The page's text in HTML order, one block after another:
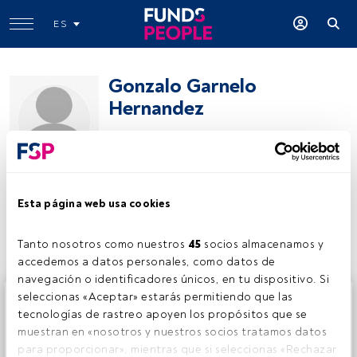
Esta página web usa cookies
Tanto nosotros como nuestros 45 socios almacenamos y
accedemos a datos personales, como datos de
navegación o identificadores únicos, en tu dispositivo. Si
seleccionas «Aceptar» estarás permitiendo que las
tecnologías de rastreo apoyen los propósitos que se
muestran en «nosotros y nuestros socios tratamos datos
para proporcionar», mientras que si seleccionas «Rechazar
ES
Gonzalo Garnelo
Hernandez
Compartir:
Este es un artículo exclusivo para los usuarios registrados
de FundsPeople. Si ya estás registrado, accede desde el
botón Login. Si aún no tienes cuenta, te invitamos a
registrarte y disfrutar de todo el universo que ofrece